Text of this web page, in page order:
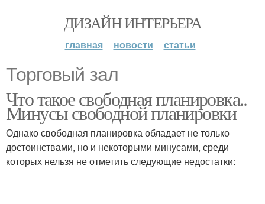
ДИЗАЙН ИНТЕРЬЕРА
главная новости статьи
Торговый зал
Что такое свободная планировка..
Минусы свободной планировки
Однако свободная планировка обладает не только
достоинствами, но и некоторыми минусами, среди
которых нельзя не отметить следующие недостатки: